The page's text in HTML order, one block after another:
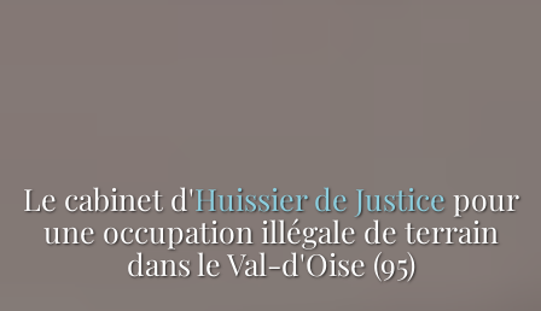
Le cabinet d'Huissier de Justicepour
une occupation illégale de terrain
dans le Val-d'Oise (95)